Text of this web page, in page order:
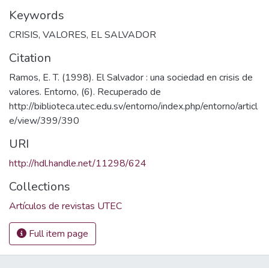
Keywords
CRISIS, VALORES, EL SALVADOR
Citation
Ramos, E. T. (1998). El Salvador : una sociedad en crisis de
valores. Entorno, (6). Recuperado de
http://biblioteca.utec.edu.sv/entorno/index.php/entorno/articl
e/view/399/390
URI
http://hdl.handle.net/11298/624
Collections
Artículos de revistas UTEC
Full item page